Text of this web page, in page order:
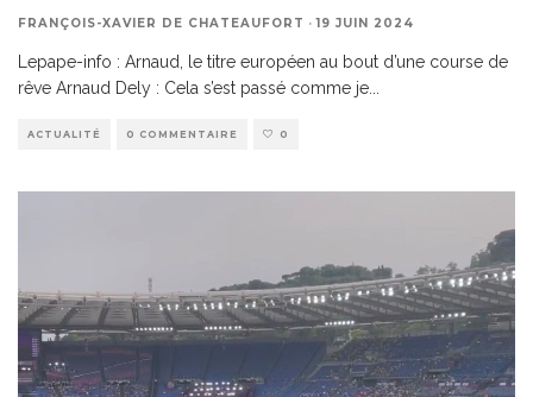
FRANÇOIS-XAVIER DE CHATEAUFORT · 19 JUIN 2024
Lepape-info : Arnaud, le titre européen au bout d’une course de
rêve Arnaud Dely : Cela s’est passé comme je...
ACTUALITÉ 0 COMMENTAIRE 0